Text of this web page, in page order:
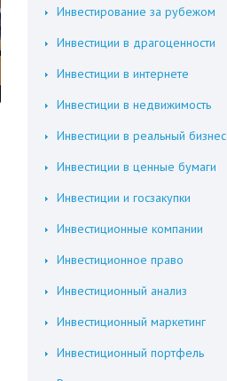
Инвестирование за рубежом
Инвестиции в драгоценности
Инвестиции в интернете
Инвестиции в недвижимость
Инвестиции в реальный бизнес
Инвестиции в ценные бумаги
Инвестиции и госзакупки
Инвестиционные компании
Инвестиционное право
Инвестиционный анализ
Инвестиционный маркетинг
Инвестиционный портфель